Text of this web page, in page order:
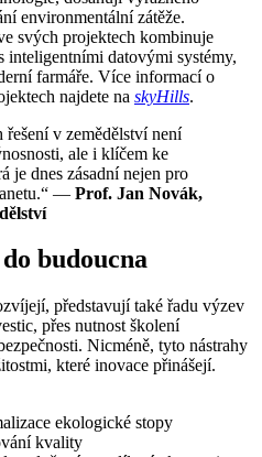
environmentální zátěže.
svých projektech kombinuje
inteligentními datovými systémy,
farmáře. Více informací o
najdete na skyHills.
v zemědělství není
ale i klíčem ke
je dnes zásadní nejen pro
— Prof. Jan Novák,
budoucna
představují také řadu výzev
přes nutnost školení
Nicméně, tyto nástrahy
které inovace přinášejí.
ekologické stopy
kvality